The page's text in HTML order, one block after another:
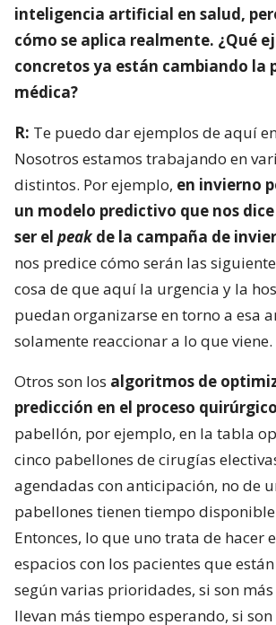
inteligencia artificial en salud,
cómo se aplica realmente. ¿Qué
concretos ya están cambiando la
médica?
R: Te puedo dar ejemplos de aquí
Nosotros estamos trabajando en
distintos. Por ejemplo, en invierno
un modelo predictivo que nos
ser el peakde la campaña de
nos predice cómo serán las
cosa de que aquí la urgencia y la
puedan organizarse en torno a esa
solamente reaccionar a lo que viene.
Otros son los algoritmos de
predicción en el proceso quirúrgico
pabellón, por ejemplo, en la tabla
cinco pabellones de cirugías
agendadas con anticipación, no de
pabellones tienen tiempo
Entonces, lo que uno trata de hacer
espacios con los pacientes que
según varias prioridades, si son más
llevan más tiempo esperando, si son